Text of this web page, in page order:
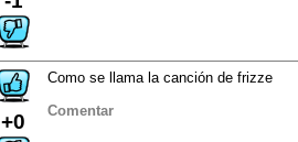
+0
Como se llama la canción de frizze
Comentar